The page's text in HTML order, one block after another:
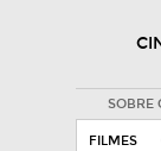
SOBRE
FILMES